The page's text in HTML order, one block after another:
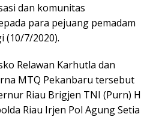
dan komunitas
para pejuang pemadam
(10/7/2020).
Relawan Karhutla dan
MTQ Pekanbaru tersebut
Riau Brigjen TNI (Purn) H
Riau Irjen Pol Agung Setia